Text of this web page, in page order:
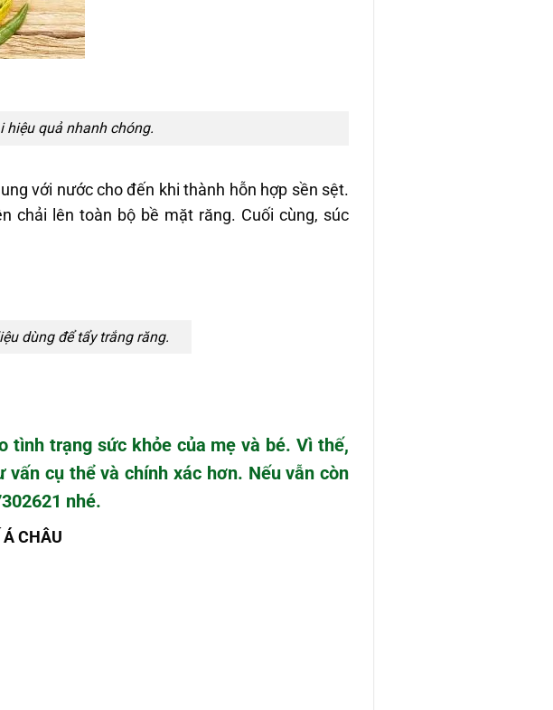
hiệu quả nhanh chóng.
với nước cho đến khi thành hỗn hợp sền sệt.
chải lên toàn bộ bề mặt răng. Cuối cùng, súc
dùng để tẩy trắng răng.
tình trạng sức khỏe của mẹ và bé. Vì thế,
cụ thể và chính xác hơn. Nếu vẫn còn
nhé.
Á CHÂU